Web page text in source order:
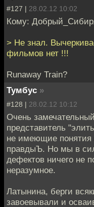
#127 | 28.02.12 10:02
Кому:
> Не знал.
фильмов нет !!!
Runaway Train?
Тумбус »
#128 | 28.02.12 10:12
Очень
представитель
не имеющие понятия
правдыЪ. Но мы в
дефектов ничего не
неразумное.
Латынина, берги
завоевывали и